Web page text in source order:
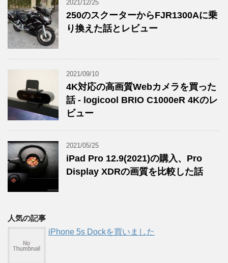
2021/12/25
250のスクーターからFJR1300Aに乗
り換えた話とレビュー
2021/09/10
4K対応の高画質Webカメラを買った
話 - logicool BRIO C1000eR 4Kのレ
ビュー
2021/05/25
iPad Pro 12.9(2021)の購入、Pro
Display XDRの画質を比較した話
人気の記事
iPhone 5s Dockを買いました